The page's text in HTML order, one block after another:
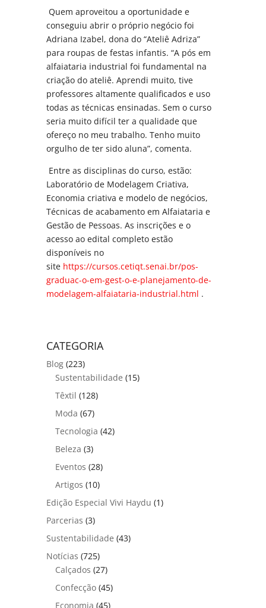
Quem aproveitou a oportunidade e
conseguiu abrir o próprio negócio foi
Adriana Izabel, dona do “Ateliê Adriza”
para roupas de festas infantis. “A pós em
alfaiataria industrial foi fundamental na
criação do ateliê. Aprendi muito, tive
professores altamente qualificados e uso
todas as técnicas ensinadas. Sem o curso
seria muito difícil ter a qualidade que
ofereço no meu trabalho. Tenho muito
orgulho de ter sido aluna”, comenta.
Entre as disciplinas do curso, estão:
Laboratório de Modelagem Criativa,
Economia criativa e modelo de negócios,
Técnicas de acabamento em Alfaiataria e
Gestão de Pessoas. As inscrições e o
acesso ao edital completo estão
disponíveis no
site https://cursos.cetiqt.senai.br/pos-
graduac-o-em-gest-o-e-planejamento-de-
modelagem-alfaiataria-industrial.html .
CATEGORIA
Blog (223)
Sustentabilidade (15)
Têxtil (128)
Moda (67)
Tecnologia (42)
Beleza (3)
Eventos (28)
Artigos (10)
Edição Especial Vivi Haydu (1)
Parcerias (3)
Sustentabilidade (43)
Notícias (725)
Calçados (27)
Confecção (45)
Economia (45)